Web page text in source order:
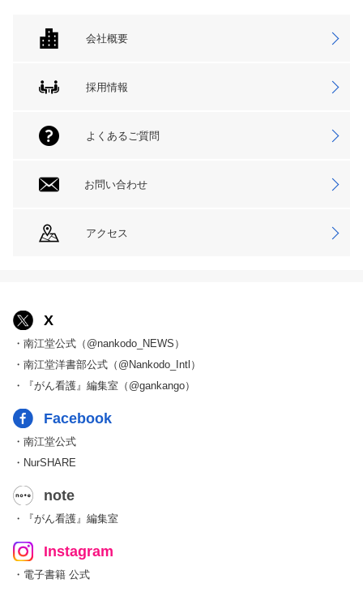
会社概要
採用情報
よくあるご質問
お問い合わせ
アクセス
X
・南江堂公式（@nankodo_NEWS）
・南江堂洋書部公式（@Nankodo_Intl）
・『がん看護』編集室（@gankango）
Facebook
・南江堂公式
・NurSHARE
note
・『がん看護』編集室
Instagram
・電子書籍 公式